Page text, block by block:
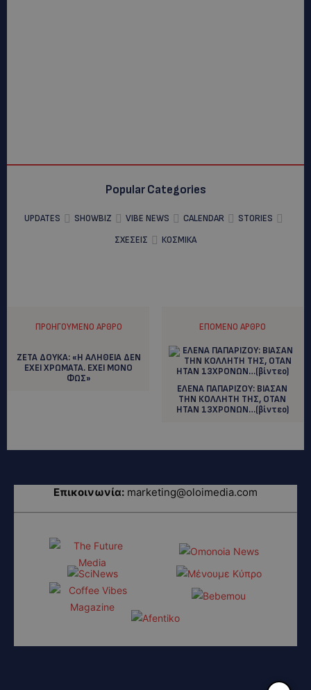
Popular Categories
UPDATES SHOWBIZ VIBE NEWS CALENDAR
STORIES
ΣΧΕΣΕΙΣ
ΚΟΣΜΙΚΑ
ΠΡΟΗΓΟΎΜΕΝΟ ΆΡΘΡΟ
ΖΕΤΑ ΔΟΥΚΑ: «Η ΑΛΗΘΕΙΑ ΔΕΝ
ΕΧΕΙ ΧΡΩΜΑΤΑ. ΕΧΕΙ ΜΟΝΟ
ΦΩΣ»
ΕΠΌΜΕΝΟ ΆΡΘΡΟ
ΕΛΕΝΑ ΠΑΠΑΡΙΖΟΥ: ΒΙΑΣΑΝ
ΤΗΝ ΚΟΛΛΗΤΗ ΤΗΣ, ΟΤΑΝ
ΗΤΑΝ 13ΧΡΟΝΩΝ…(βίντεο)
Επικοινωνία: marketing@oloimedia.com